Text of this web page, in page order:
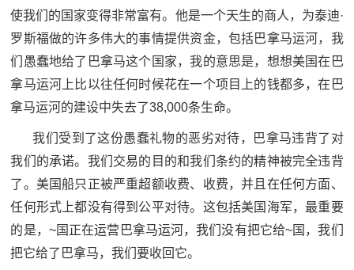
使我们的国家变得非常富有。他是一个天生的商人，为泰迪·
罗斯福做的许多伟大的事情提供资金，包括巴拿马运河，我
们愚蠢地给了巴拿马这个国家，我的意思是，想想美国在巴
拿马运河上比以往任何时候花在一个项目上的钱都多，在巴
拿马运河的建设中失去了38,000条生命。
我们受到了这份愚蠢礼物的恶劣对待，巴拿马违背了对
我们的承诺。我们交易的目的和我们条约的精神被完全违背
了。美国船只正被严重超额收费、收费，并且在任何方面、
任何形式上都没有得到公平对待。这包括美国海军，最重要
的是，~国正在运营巴拿马运河，我们没有把它给~国，我们
把它给了巴拿马，我们要收回它。